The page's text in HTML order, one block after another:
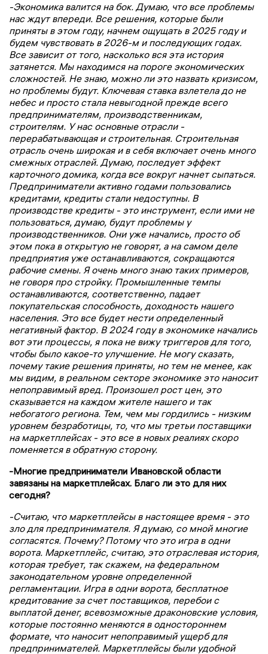
-Экономика валится на бок. Думаю, что все проблемы
нас ждут впереди. Все решения, которые были
приняты в этом году, начнем ощущать в 2025 году и
будем чувствовать в 2026-м и последующих годах.
Все зависит от того, насколько вся эта история
затянется. Мы находимся на пороге экономических
сложностей. Не знаю, можно ли это назвать кризисом,
но проблемы будут. Ключевая ставка взлетела до не
небес и просто стала невыгодной прежде всего
предпринимателям, производственникам,
строителям. У нас основные отрасли -
перерабатывающая и строительная. Строительная
отрасль очень широкая и в себя включает очень много
смежных отраслей. Думаю, последует эффект
карточного домика, когда все вокруг начнет сыпаться.
Предприниматели активно годами пользовались
кредитами, кредиты стали недоступны. В
производстве кредиты - это инструмент, если ими не
пользоваться, думаю, будут проблемы у
производственников. Они уже начались, просто об
этом пока в открытую не говорят, а на самом деле
предприятия уже останавливаются, сокращаются
рабочие смены. Я очень много знаю таких примеров,
не говоря про стройку. Промышленные темпы
останавливаются, соответственно, падает
покупательская способность, доходность нашего
населения. Это все будет нести определенный
негативный фактор. В 2024 году в экономике начались
вот эти процессы, я пока не вижу триггеров для того,
чтобы было какое-то улучшение. Не могу сказать,
почему такие решения приняты, но тем не менее, как
мы видим, в реальном секторе экономике это наносит
непоправимый вред. Произошел рост цен, это
сказывается на каждом жителе нашего и так
небогатого региона. Тем, чем мы гордились - низким
уровнем безработицы, то, что мы третьи поставщики
на маркетплейсах - это все в новых реалиях скоро
поменяется в обратную сторону.
-Многие предприниматели Ивановской области
завязаны на маркетплейсах. Благо ли это для них
сегодня?
-Считаю, что маркетплейсы в настоящее время - это
зло для предпринимателя. Я думаю, со мной многие
согласятся. Почему? Потому что это игра в одни
ворота. Маркетплейс, считаю, это отраслевая история,
которая требует, так скажем, на федеральном
законодательном уровне определенной
регламентации. Игра в одни ворота, бесплатное
кредитование за счет поставщиков, перебои с
выплатой денег, всевозможные драконовские условия,
которые постоянно меняются в одностороннем
формате, что наносит непоправимый ущерб для
предпринимателей. Маркетплейсы были удобной